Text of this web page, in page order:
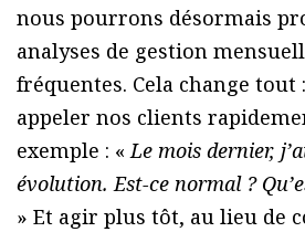
nous pourrons désormais
analyses de gestion
fréquentes. Cela change
appeler nos clients
exemple : «Le mois dernier,
évolution. Est-ce normal ?
» Et agir plus tôt, au lieu de